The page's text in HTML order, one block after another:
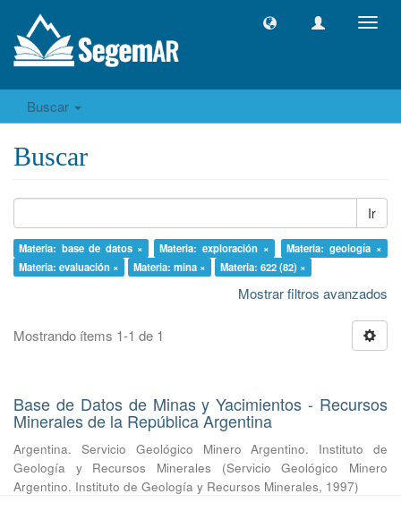
Buscar
Buscar
Ir
Materia: base de datos × Materia: exploración ×
Materia: geología ×
Materia: evaluación ×
Materia: mina × Materia: 622 (82) ×
Mostrar filtros avanzados
Mostrando ítems 1-1 de 1
Base de Datos de Minas y Yacimientos - Recursos
Minerales de la República Argentina
Argentina. Servicio Geológico Minero Argentino. Instituto de
Geología y Recursos Minerales
(Servicio Geológico Minero
Argentino. Instituto de Geología y Recursos Minerales, 1997)